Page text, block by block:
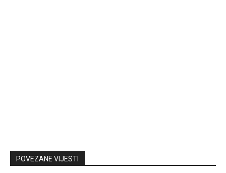
POVEZANE VIJESTI